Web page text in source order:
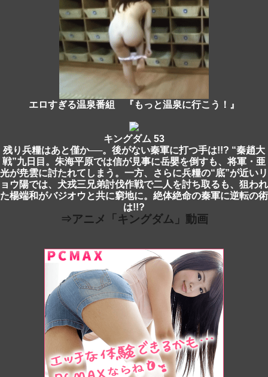
エロすぎる温泉番組 『もっと温泉に行こう！』
キングダム 53
残り兵糧はあと僅か──。後がない秦軍に打つ手は!!? “秦趙大
戦”九日目。朱海平原では信が見事に岳嬰を倒すも、将軍・亜
光が尭雲に討たれてしまう。一方、さらに兵糧の“底”が近いリ
ョウ陽では、犬戎三兄弟討伐作戦で二人を討ち取るも、狙われ
た楊端和がバジオウと共に窮地に。絶体絶命の秦軍に逆転の術
は!!?
⇒アニメ「キングダム」動画